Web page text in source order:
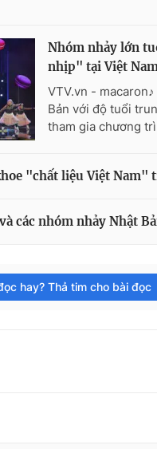
Nhóm nhảy lớn
nhịp" tại Việt
VTV.vn -
Bản với độ tuổi
tham gia chương
"chất liệu Việt Nam"
các nhóm nhảy Nhật
hay? Thả tim cho bài đọc